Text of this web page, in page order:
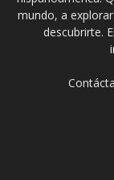
mundo, a
descubrirte.